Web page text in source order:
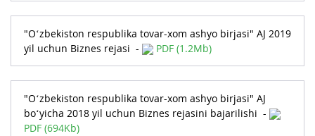
"O‘zbekiston respublika tovar-xom ashyo birjasi" AJ 2019
yil uchun Biznes rejasi -
PDF (1.2Mb)
"O‘zbekiston respublika tovar-xom ashyo birjasi" AJ
bo‘yicha 2018 yil uchun Biznes rejasini bajarilishi -
PDF (694Kb)